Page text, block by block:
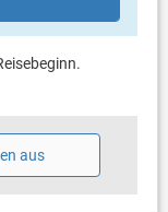
aus